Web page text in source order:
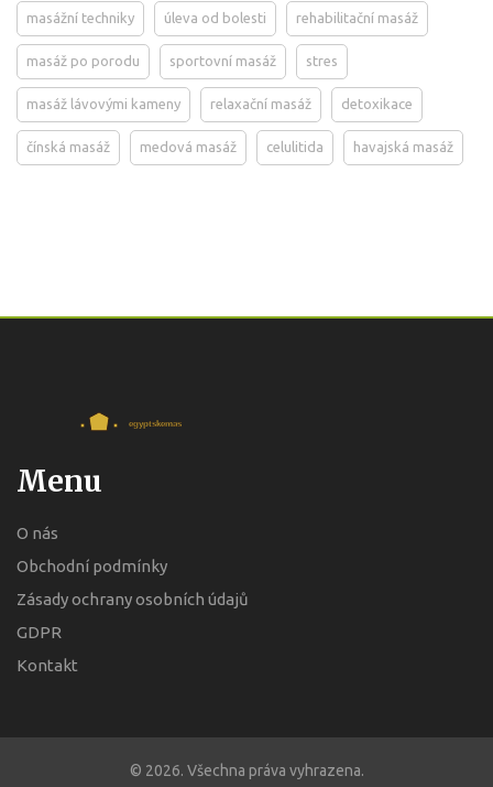
masážní techniky úleva od bolesti rehabilitační masáž
masáž po porodu sportovní masáž stres
masáž lávovými kameny relaxační masáž detoxikace
čínská masáž medová masáž celulitida havajská masáž
Menu
O nás
Obchodní podmínky
Zásady ochrany osobních údajů
GDPR
Kontakt
© 2026. Všechna práva vyhrazena.